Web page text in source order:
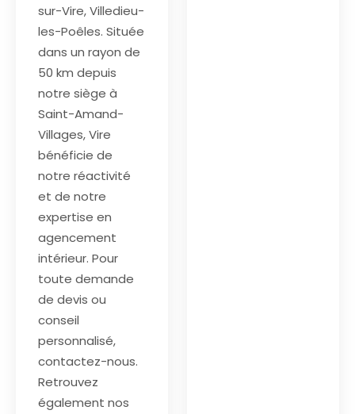
sur-Vire, Villedieu-
les-Poêles. Située
dans un rayon de
50 km depuis
notre siège à
Saint-Amand-
Villages, Vire
bénéficie de
notre réactivité
et de notre
expertise en
agencement
intérieur. Pour
toute demande
de devis ou
conseil
personnalisé,
contactez-nous.
Retrouvez
également nos